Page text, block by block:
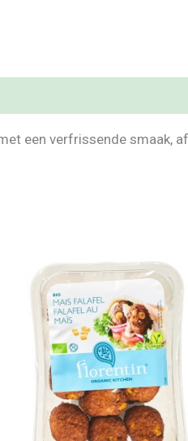
een verfrissende smaak,